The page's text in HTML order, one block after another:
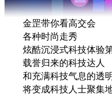
金罡带你看高交会
各种时尚走秀
炫酷沉浸式科技体验
载誉归来的科技达人
和充满科技气息的透
将变成科技人士聚集